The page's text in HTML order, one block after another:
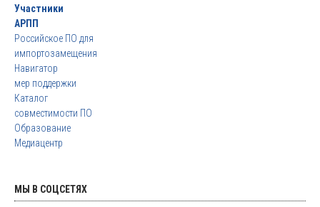
Участники
АРПП
Российское ПО для
импортозамещения
Навигатор
мер поддержки
Каталог
совместимости ПО
Образование
Медиацентр
МЫ В СОЦСЕТЯХ